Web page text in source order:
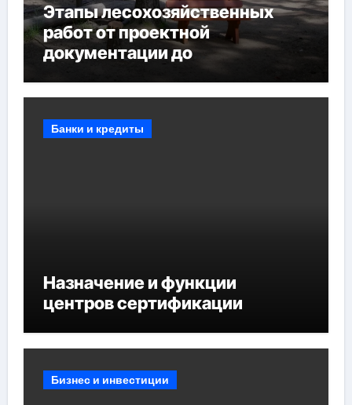
Этапы лесохозяйственных
работ от проектной
документации до
мероприятий и обустройства
Банки и кредиты
Назначение и функции
центров сертификации
Бизнес и инвестиции